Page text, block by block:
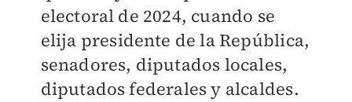
electoral de 2024, cuando se
elija presidente de la República,
senadores, diputados locales,
diputados federales y alcaldes.